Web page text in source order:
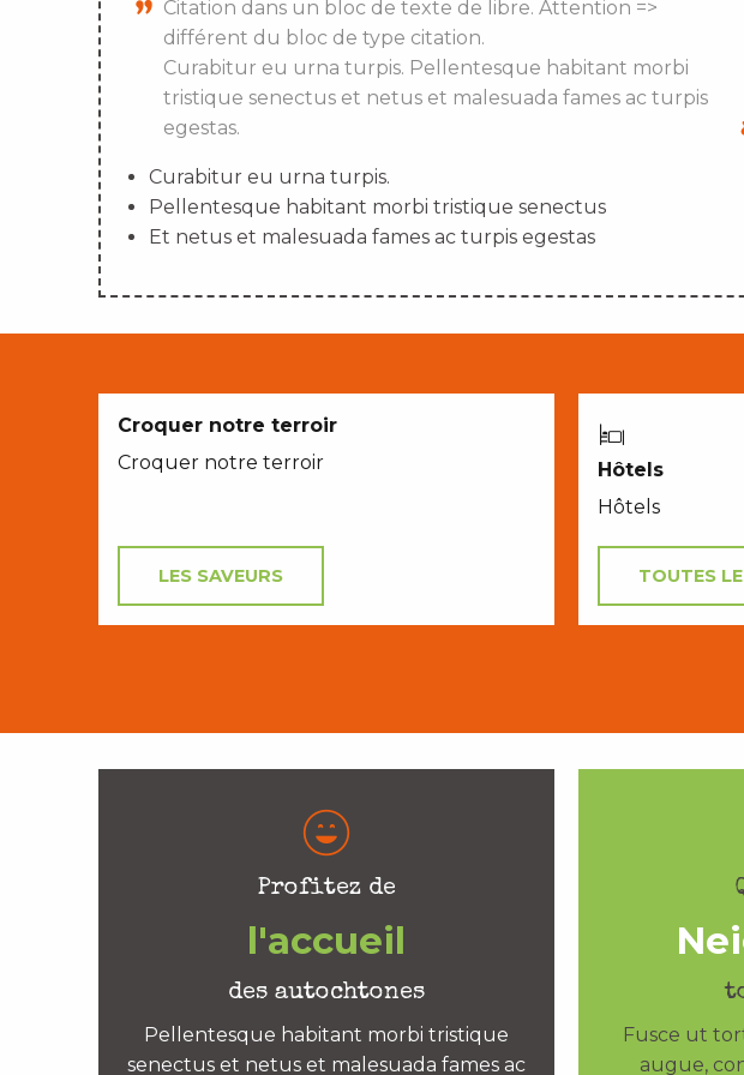
Citation dans un bloc de texte de libre. Attention =>
différent du bloc de type citation.
Curabitur eu urna turpis. Pellentesque habitant morbi
tristique senectus et netus et malesuada fames ac turpis
egestas.
Curabitur eu urna turpis.
Pellentesque habitant morbi tristique senectus
Et netus et malesuada fames ac turpis egestas
Croquer notre terroir
Croquer notre terroir
LES SAVEURS
Hôtels
Hôtels
TOUTES
Profitez de
l'accueil
des autochtones
Pellentesque habitant morbi tristique
senectus et netus et malesuada fames ac
Fusce ut
augue,